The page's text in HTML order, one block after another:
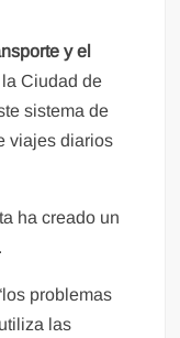
y el
Ciudad de
sistema de
viajes diarios
ha creado un
problemas
las